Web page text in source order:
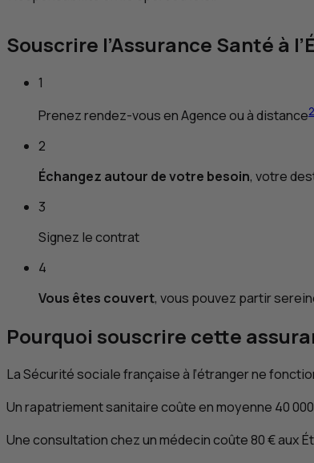
Souscrire l’Assurance Santé à
1
Prenez rendez-vous en Agence ou à distance2
2
Échangez autour de votre besoin, votre
3
Signez le contrat
4
Vous êtes couvert, vous pouvez partir
Pourquoi souscrire cette
La Sécurité sociale française à l’étranger ne
Un rapatriement sanitaire coûte en moyenne 40
Une consultation chez un médecin coûte 80 € aux